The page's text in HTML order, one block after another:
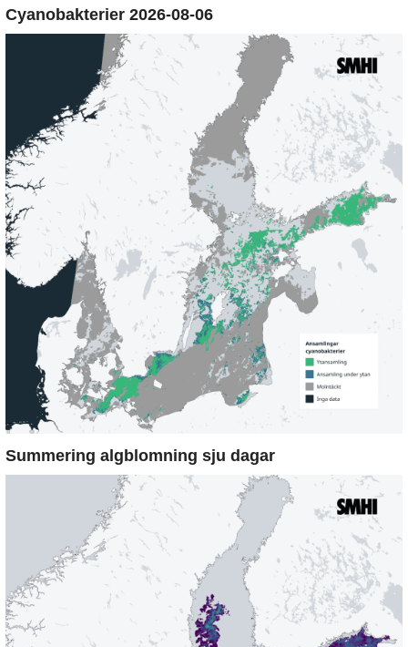
Cyanobakterier 2026-08-06
Summering algblomning sju dagar